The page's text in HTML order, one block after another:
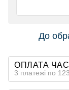
До
ОПЛАТА
3 платежі по